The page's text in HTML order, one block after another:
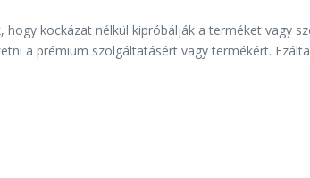
kockázat nélkül kipróbálják a terméket vagy
a prémium szolgáltatásért vagy termékért.